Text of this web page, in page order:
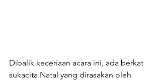
Dibalik keceriaan acara ini, ada berkat
sukacita Natal yang dirasakan oleh